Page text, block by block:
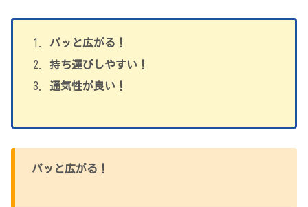
パッと広がる！
持ち運びしやすい！
通気性が良い！
パッと広がる！